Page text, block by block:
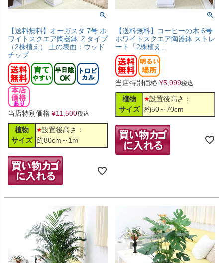
【送料無料】オーガスタ 7号 ホ
ワイトスクエア陶器鉢 Ｚタイプ
（2株植え） 土の表面：ウッド
チップ
当店特別価格 ¥11,500税込
植物
サイズ
設置後高さ：
約80cm～1m
【送料無料】コーヒーの木 6号
ホワイトスクエア陶器鉢 ストレ
ート「2株植え」
当店特別価格 ¥5,999税込
植物
サイズ
設置後高さ：
約50～70cm